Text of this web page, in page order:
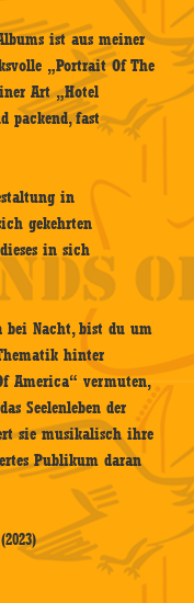
ist aus meiner
„Portrait Of The
Art „Hotel
packend, fast
in
gekehrten
in sich
bei Nacht, bist du um
hinter
America“ vermuten,
Seelenleben der
sie musikalisch ihre
Publikum daran